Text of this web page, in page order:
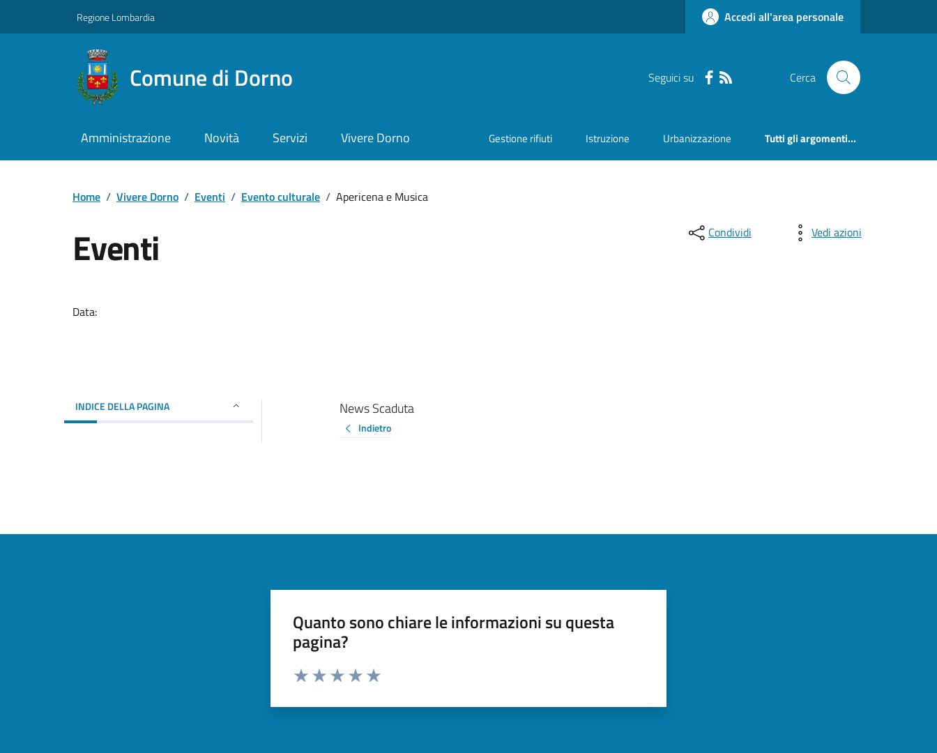
Regione Lombardia Accedi all'area personale
Comune di Dorno Seguici su Cerca
Amministrazione Novità Servizi Vivere Dorno Gestione rifiuti Istruzione Urbanizzazione Tutti gli argomenti...
Home / Vivere Dorno / Eventi / Evento culturale / Apericena e Musica
Eventi
Data:
Condividi Vedi azioni
INDICE DELLA PAGINA News Scaduta
Indietro
Quanto sono chiare le informazioni su questa
pagina?
Valuta da 1 a 5 stelle la pagina